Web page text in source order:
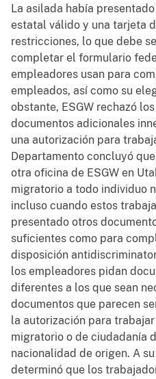
La asilada había
estatal válido y una tarjeta
restricciones, lo que debe
completar el formulario
empleadores usan para
empleados, así como su
obstante, ESGW rechazó
documentos adicionales
una autorización para
Departamento concluyó
otra oficina de ESGW en
migratorio a todo individuo
incluso cuando estos
presentado otros
suficientes como para
disposición
los empleadores pidan
diferentes a los que sean
documentos que parecen
la autorización para
migratorio o de ciudadanía
nacionalidad de origen. A
determinó que los